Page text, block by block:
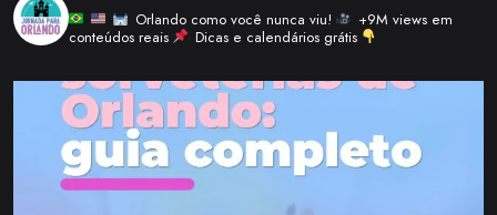
Orlando como você nunca viu!
+9M views em
conteúdos reais
Dicas e calendários grátis